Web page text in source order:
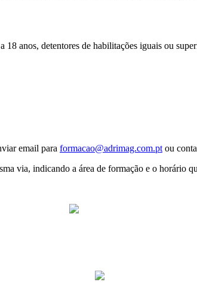
anos, detentores de habilitações iguais ou
email para formacao@adrimag.com.pt ou
via, indicando a área de formação e o horário